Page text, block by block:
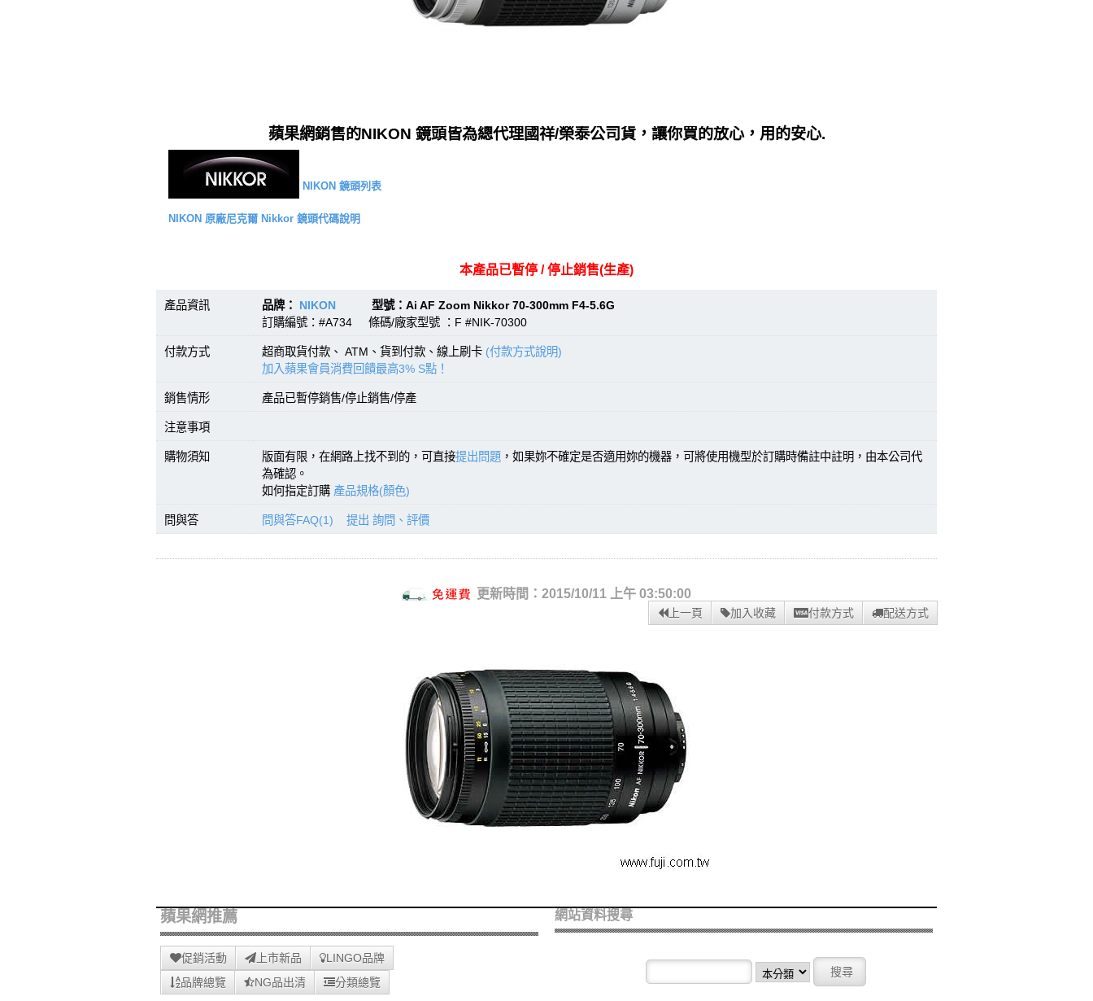
蘋果網銷售的NIKON 鏡頭皆為總代理國祥/榮泰公司貨，讓你買的放心，用的安心.
NIKON 鏡頭列表
NIKON 原廠尼克爾 Nikkor 鏡頭代碼說明
本產品已暫停 / 停止銷售(生產)
產品資訊 品牌： NIKON 型號：Ai AF Zoom Nikkor 70-300mm F4-5.6G
訂購編號：#A734 條碼/廠家型號 ：F #NIK-70300
付款方式 超商取貨付款、 ATM、貨到付款、線上刷卡 (付款方式說明)
加入蘋果會員消費回饋最高3% S點！
銷售情形 產品已暫停銷售/停止銷售/停產
注意事項
購物須知 版面有限，在網路上找不到的，可直接提出問題 ，如果妳不確定是否適用妳的機器，可將使用機型於訂購時備註中註明，由本公司代
為確認。
如何指定訂購 產品規格(顏色)
問與答 問與答FAQ(1) 提出 詢問、評價
更新時間：2015/10/11 上午 03:50:00
上一頁 加入收藏 付款方式 配送方式
蘋果網推薦
促銷活動 上市新品
LINGO品牌
品牌總覽
NG品出清 分類總覽
網站資料搜尋